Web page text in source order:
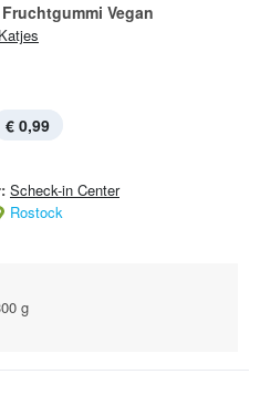
Vegan
Katjes
€ 0,99
Scheck-in Center
Rostock
g